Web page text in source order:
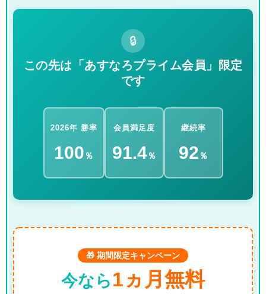
🔒
この先は「あすなろプライム会員」限定
です
2026年 勝率
100 ％
会員満足度
91.4％
継続率
92 ％
🎁 期間限定キャンペーン
今なら1ヵ月無料